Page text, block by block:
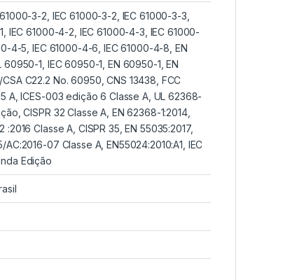
3-2, IEC 61000-3-2, IEC 61000-3-3,
IEC 61000-4-2, IEC 61000-4-3, IEC 61000-
4-5, IEC 61000-4-6, IEC 61000-4-8, EN
1, IEC 60950-1, EN 60950-1, EN
C22.2 No. 60950, CNS 13438, FCC
A, ICES-003 edição 6 Classe A, UL 62368-
CISPR 32 Classe A, EN 62368-1:2014,
:2016 Classe A, CISPR 35, EN 55035:2017,
AC:2016-07 Classe A, EN55024:2010:A1, IEC
Edição